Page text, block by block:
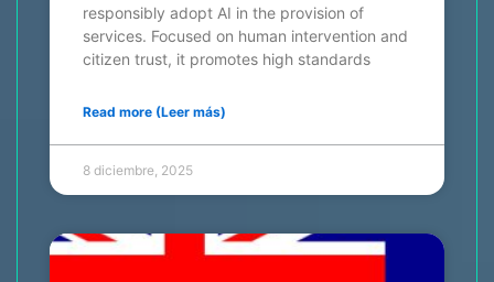
responsibly adopt AI in the provision of
services. Focused on human intervention and
citizen trust, it promotes high standards
Read more (Leer más)
8 diciembre, 2025